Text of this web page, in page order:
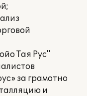
Тая Рус"
за грамотно
и